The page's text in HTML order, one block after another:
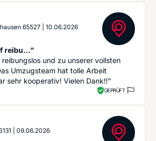
Sterne
65527 10.06.2026
reibu...”
reibungslos und zu unserer vollsten
Umzugsteam hat tolle Arbeit
sehr kooperativ! Vielen Dank!!”
GEPRÜFT
Sterne
09.06.2026